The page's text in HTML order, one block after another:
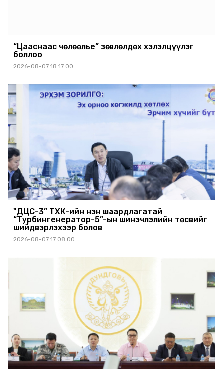
“Цааснаас чөлөөлье” зөвлөлдөх хэлэлцүүлэг
боллоо
2026-08-07 18:17:00
"ДЦС-3” ТӨХК-ийн нэн шаардлагатай
“Турбингенератор-5”-ын шинэчлэлийн төсвийг
шийдвэрлэхээр болов
2026-08-07 17:08:00